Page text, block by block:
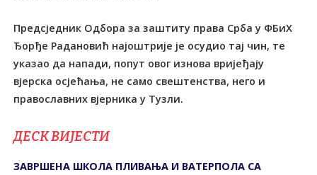
Предсједник Одбора за заштиту права Срба у ФБиХ
Ђорђе Радановић најоштрије је осудио тај чин, те
указао да напади, попут овог изнова вријеђају
вјерска осјећања, не само свештенства, него и
православних вјерника у Тузли.
ДЕСК ВИЈЕСТИ
ЗАВРШЕНА ШКОЛА ПЛИВАЊА И ВАТЕРПОЛА СА